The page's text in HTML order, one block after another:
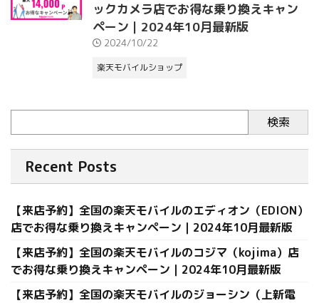
ックカメラ店でお得な乗り換えキャン
ペーン｜2024年10月最新版
2024/10/22
楽天モバイルショップ
検索
Recent Posts
【来店予約】全国の楽天モバイルのエディオン（EDION）
店でお得な乗り換えキャンペーン｜2024年10月最新版
【来店予約】全国の楽天モバイルのコジマ（kojima）店
でお得な乗り換えキャンペーン｜2024年10月最新版
【来店予約】全国の楽天モバイルのジョーシン（上新電